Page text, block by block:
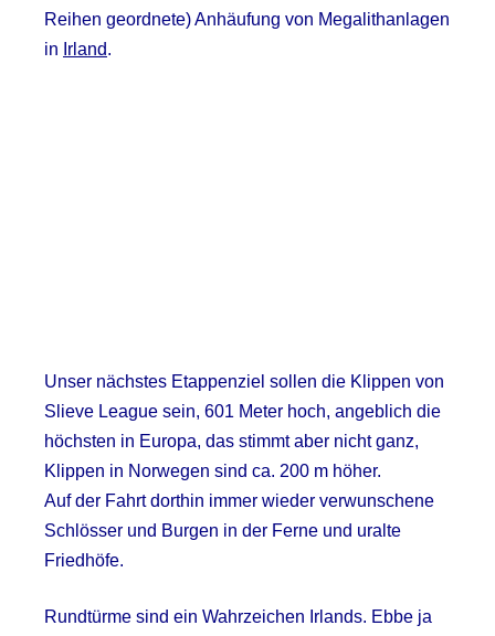
Reihen geordnete) Anhäufung von Megalithanlagen
in Irland.
Unser nächstes Etappenziel sollen die Klippen von
Slieve League sein, 601 Meter hoch, angeblich die
höchsten in Europa, das stimmt aber nicht ganz,
Klippen in Norwegen sind ca. 200 m höher.
Auf der Fahrt dorthin immer wieder verwunschene
Schlösser und Burgen in der Ferne und uralte
Friedhöfe.
Rundtürme sind ein Wahrzeichen Irlands. Ebbe ja